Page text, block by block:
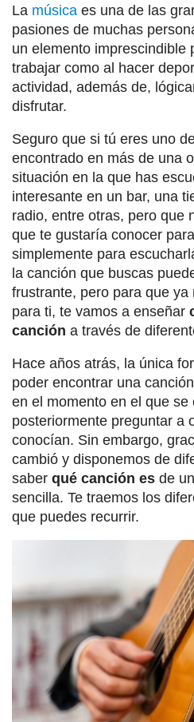
La música es una de las
pasiones de muchas
un elemento imprescindible
trabajar como al hacer
actividad, además de,
disfrutar.
Seguro que si tú eres uno
encontrado en más de una
situación en la que has
interesante en un bar, una
radio, entre otras, pero que
que te gustaría conocer para
simplemente para
la canción que buscas
frustrante, pero para que
para ti, te vamos a enseñar
canción a través de
Hace años atrás, la única
poder encontrar una
en el momento en el que
posteriormente preguntar a
conocían. Sin embargo,
cambió y disponemos de
saber qué canción es de
sencilla. Te traemos los
que puedes recurrir.